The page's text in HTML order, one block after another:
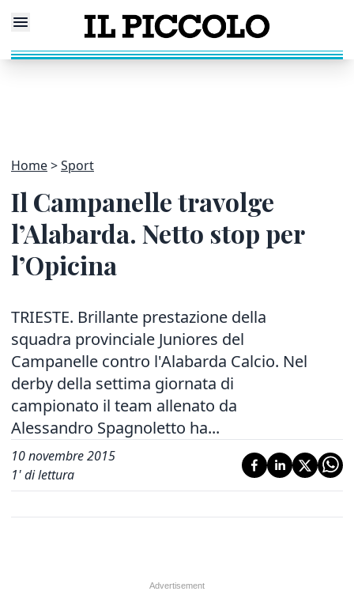
Home Sport
Il Campanelle travolge
l’Alabarda. Netto stop per
l’Opicina
TRIESTE. Brillante prestazione della
squadra provinciale Juniores del
Campanelle contro l'Alabarda Calcio. Nel
derby della settima giornata di
campionato il team allenato da
Alessandro Spagnoletto ha...
10 novembre 2015
1' di lettura